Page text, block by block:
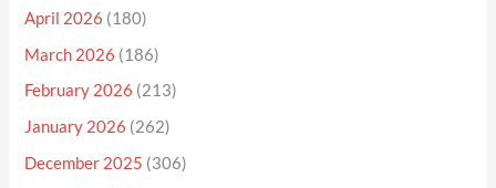
April 2026 (180)
March 2026 (186)
February 2026 (213)
January 2026 (262)
December 2025 (306)